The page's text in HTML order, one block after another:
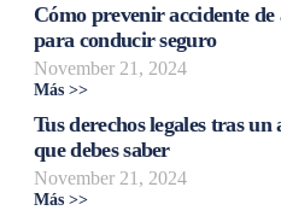
Cómo prevenir accidente
para conducir seguro
November 21, 2024
Más >>
Tus derechos legales tras
que debes saber
November 21, 2024
Más >>